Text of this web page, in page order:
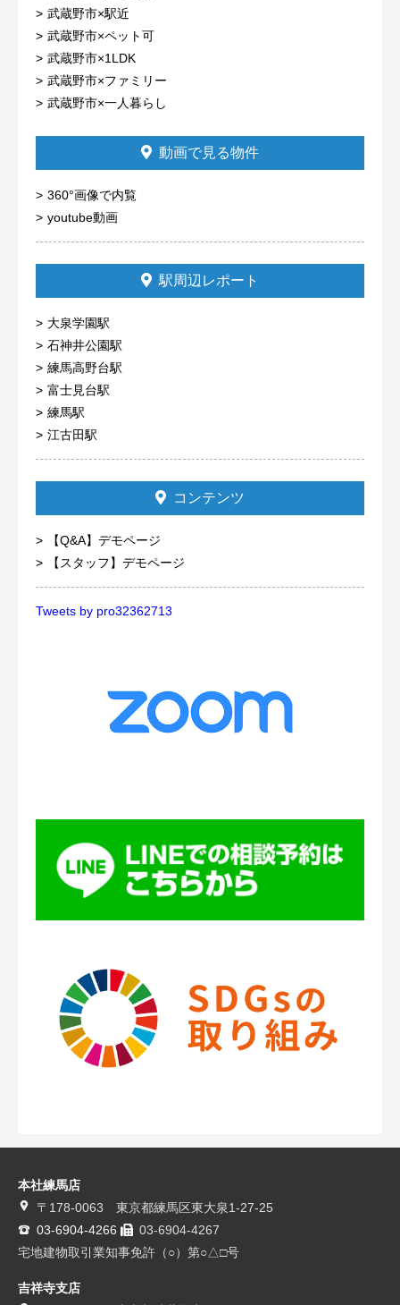
武蔵野市×駅近
武蔵野市×ペット可
武蔵野市×1LDK
武蔵野市×ファミリー
武蔵野市×一人暮らし
動画で見る物件
360°画像で内覧
youtube動画
駅周辺レポート
大泉学園駅
石神井公園駅
練馬高野台駅
富士見台駅
練馬駅
江古田駅
コンテンツ
【Q&A】デモページ
【スタッフ】デモページ
Tweets by pro32362713
本社練馬店
〒178-0063 東京都練馬区東大泉1-27-25
03-6904-4266
03-6904-4267
宅地建物取引業知事免許（○）第○△□号
吉祥寺支店